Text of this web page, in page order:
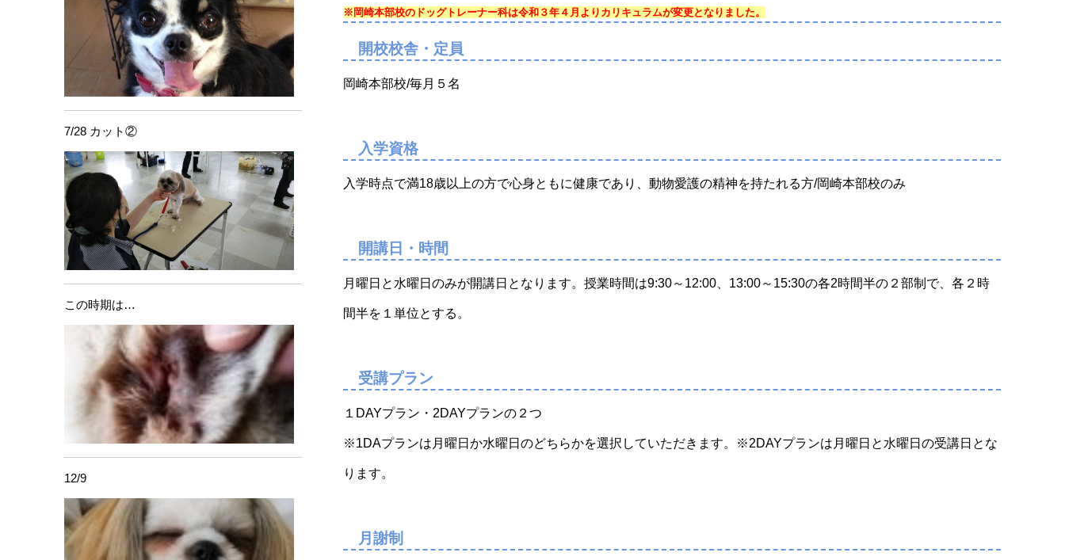
※岡崎本部校のドッグトレーナー科は令和３年４月よりカリキュラムが変更となりました。
開校校舎・定員
岡崎本部校/毎月５名
入学資格
入学時点で満18歳以上の方で心身ともに健康であり、動物愛護の精神を持たれる方/岡崎本部校のみ
開講日・時間
月曜日と水曜日のみが開講日となります。授業時間は9:30～12:00、13:00～15:30の各2時間半の２部制で、各２時
間半を１単位とする。
受講プラン
１DAYプラン・2DAYプランの２つ
※1DAプランは月曜日か水曜日のどちらかを選択していただきます。※2DAYプランは月曜日と水曜日の受講日とな
ります。
月謝制
7/28 カット②
この時期は…
12/9